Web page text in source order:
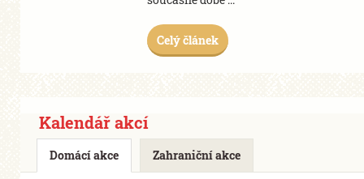
Celý článek
Kalendář akcí
Domácí akce Zahraniční akce